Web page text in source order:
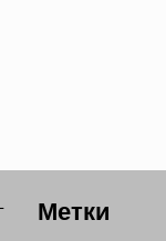
Метки